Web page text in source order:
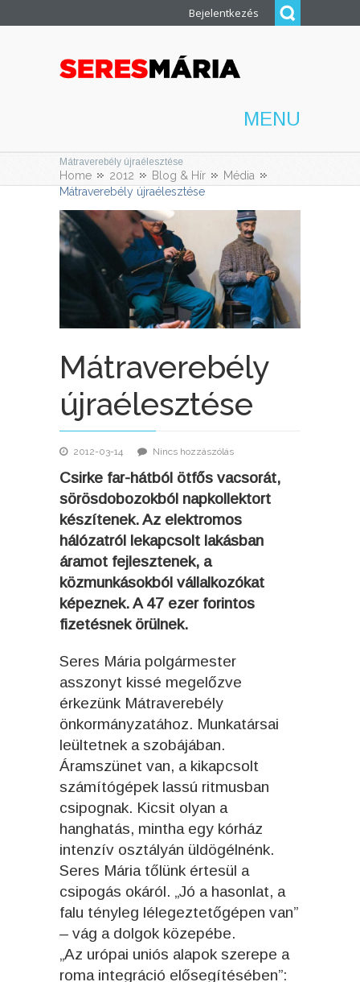
Bejelentkezés
MENU
Mátraverebély újraélesztése
Home 2012 Blog & Hír
Média
Mátraverebély újraélesztése
Mátraverebély
újraélesztése
2012-03-14 Nincs hozzászólás
Csirke far-hátból ötfős vacsorát,
sörösdobozokból napkollektort
készítenek. Az elektromos
hálózatról lekapcsolt lakásban
áramot fejlesztenek, a
közmunkásokból vállalkozókat
képeznek. A 47 ezer forintos
fizetésnek örülnek.
Seres Mária polgármester
asszonyt kissé megelőzve
érkezünk Mátraverebély
önkormányzatához. Munkatársai
leültetnek a szobájában.
Áramszünet van, a kikapcsolt
számítógépek lassú ritmusban
csipognak. Kicsit olyan a
hanghatás, mintha egy kórház
intenzív osztályán üldögélnénk.
Seres Mária tőlünk értesül a
csipogás okáról. „Jó a hasonlat, a
falu tényleg lélegeztetőgépen van”
– vág a dolgok közepébe.
„Az urópai uniós alapok szerepe a
roma integráció elősegítésében”: